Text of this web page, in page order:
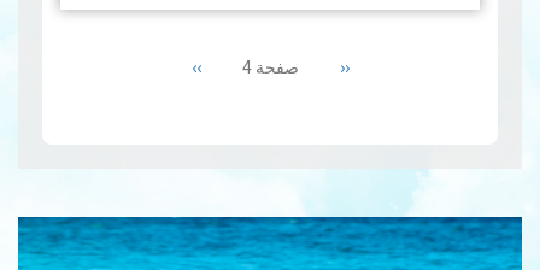
2024 ظاهرة "البرشاويات"،
Previous
‹‹ صفحة 4 Next
››